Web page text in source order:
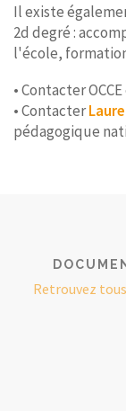
Il existe
2d degré :
l'école,
• Contacter
• Contacter
pédagogique
Retrouvez